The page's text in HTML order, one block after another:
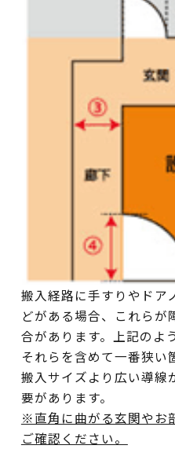
搬入経路に手すりやドア
どがある場合、これらが
合があります。上記のよ
それらを含めて一番狭い
搬入サイズより広い導線
要があります。
※直角に曲がる玄関やお
ご確認ください。